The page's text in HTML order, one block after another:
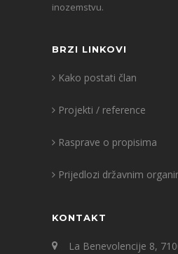
inozemstvu.
BRZI LINKOVI
Kako postati član
Projekti / reference
Rasprave o propisima
Prijedlozi državnim
KONTAKT
La Benevolencije 8,